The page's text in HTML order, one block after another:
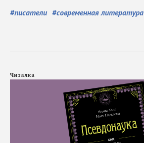
#писатели #современная литература
Читалка